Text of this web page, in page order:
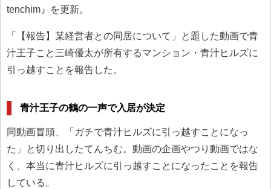
tenchim』を更新。
「【報告】某経営者との同居について」と題した動画で青
汁王子こと三崎優太が所有するマンション・青汁ヒルズに
引っ越すことを報告した。
青汁王子の鶴の一声で入居が決定
同動画冒頭、「ガチで青汁ヒルズに引っ越すことになっ
た」と切り出したてんちむ。動画の企画やつり動画ではな
く、本当に青汁ヒルズに引っ越すことになったことを報告
している。